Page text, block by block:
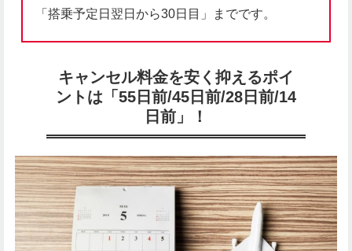
「搭乗予定日翌日から30日目」までです。
キャンセル料金を安く抑えるポイ
ントは「55日前/45日前/28日前/14
日前」！